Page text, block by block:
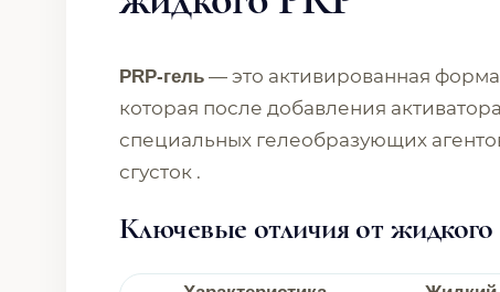
PRP-гель — это активированная
которая после добавления
специальных гелеобразующих
сгусток .
Ключевые отличия от